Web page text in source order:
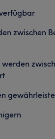
zwischen